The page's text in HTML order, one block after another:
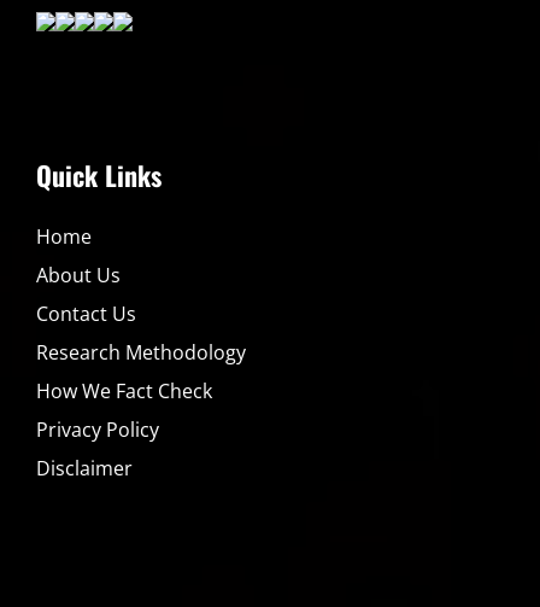
Quick Links
Home
About Us
Contact Us
Research Methodology
How We Fact Check
Privacy Policy
Disclaimer